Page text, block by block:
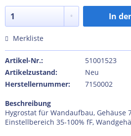
In
Merkliste
Artikel-Nr.:
51001523
Artikelzustand:
Neu
Herstellernummer:
7150002
Beschreibung
Hygrostat für Wandaufbau, Gehäuse
Einstellbereich 35-100% fF,